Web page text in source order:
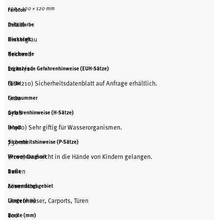
100 × 100 × 120 mm
Farbton
mittel
Detailfarbe
Kieselgrau
Deckkraft
deckend
Reichweite
26 m²/1 l
Ergänzende Gefahrenhinweise (EUH-Sätze)
(EUH210) Sicherheitsdatenblatt auf Anfrage erhältlich.
Farbe
Grau
Farbnummer
2708
Gefahrenhinweise (H-Sätze)
(H400) Sehr giftig für Wasserorganismen.
Inhalt
750 ml
Sicherheitshinweise (P-Sätze)
(P102) Darf nicht in die Hände von Kindern gelangen.
Verwendungsort
außen
Basis
Lösemittel
Anwendungsgebiet
Gartenhäuser, Carports, Türen
Länge (mm)
100
Breite (mm)